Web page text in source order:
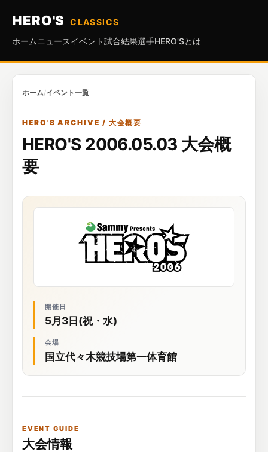
HERO'S
CLASSICS
ホーム ニュースイベント試合結果選手HERO'Sとは
ホーム/イベント一覧
HERO'S ARCHIVE / 大会概要
HERO'S 2006.05.03 大会概
要
開催日
5月3日(祝・水)
会場
国立代々木競技場第一体育館
EVENT GUIDE
大会情報